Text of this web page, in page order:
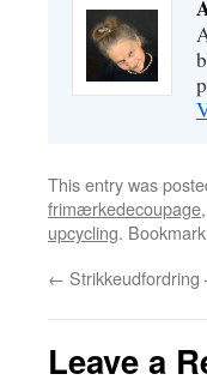
This entry was
frimærkedecoupage,
upcycling.
←
Leave a